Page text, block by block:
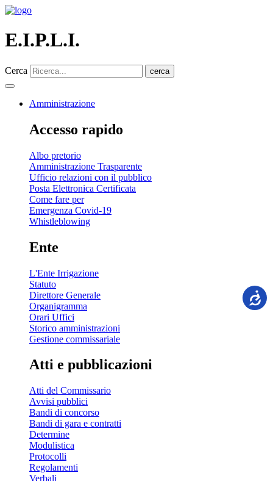
E.I.P.L.I.
Cerca cerca
Amministrazione
Accesso rapido
Albo pretorio
Amministrazione Trasparente
Ufficio relazioni con il pubblico
Posta Elettronica Certificata
Come fare per
Emergenza Covid-19
Whistleblowing
Ente
L'Ente Irrigazione
Statuto
Direttore Generale
Organigramma
Orari Uffici
Storico amministrazioni
Gestione commissariale
Atti e pubblicazioni
Atti del Commissario
Avvisi pubblici
Bandi di concorso
Bandi di gara e contratti
Determine
Modulistica
Protocolli
Regolamenti
Verbali